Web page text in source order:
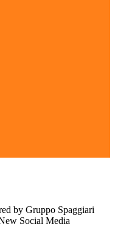
by Gruppo Spaggiari
Social Media